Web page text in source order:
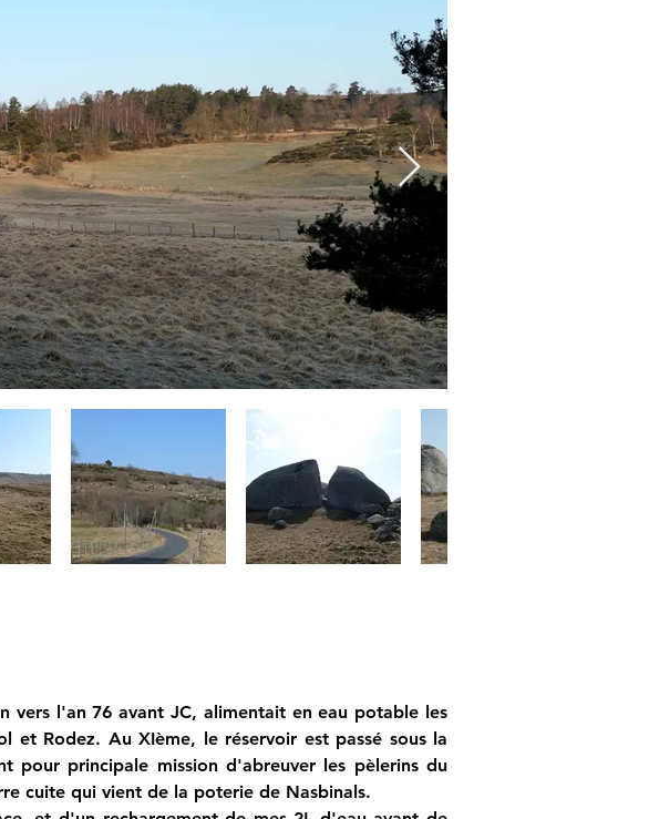
vers l'an 76 avant JC, alimentait en eau potable les
et Rodez. Au XIème, le réservoir est passé sous la
pour principale mission d'abreuver les pèlerins du
cuite qui vient de la poterie de Nasbinals.